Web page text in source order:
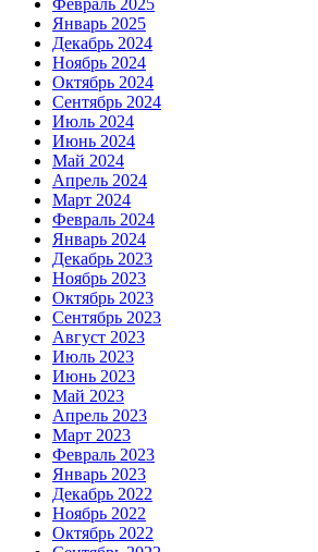
Февраль 2025
Январь 2025
Декабрь 2024
Ноябрь 2024
Октябрь 2024
Сентябрь 2024
Июль 2024
Июнь 2024
Май 2024
Апрель 2024
Март 2024
Февраль 2024
Январь 2024
Декабрь 2023
Ноябрь 2023
Октябрь 2023
Сентябрь 2023
Август 2023
Июль 2023
Июнь 2023
Май 2023
Апрель 2023
Март 2023
Февраль 2023
Январь 2023
Декабрь 2022
Ноябрь 2022
Октябрь 2022